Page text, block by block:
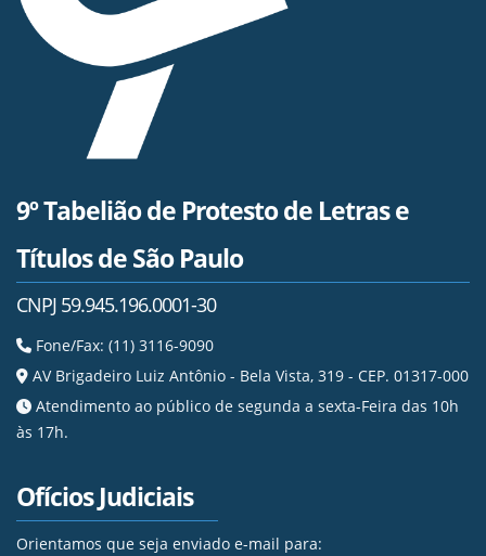
9º Tabelião de Protesto de Letras e
Títulos de São Paulo
CNPJ 59.945.196.0001-30
Fone/Fax: (11) 3116-9090
AV Brigadeiro Luiz Antônio - Bela Vista, 319 - CEP. 01317-000
Atendimento ao público de segunda a sexta-Feira das 10h
às 17h.
Ofícios Judiciais
Orientamos que seja enviado e-mail para: